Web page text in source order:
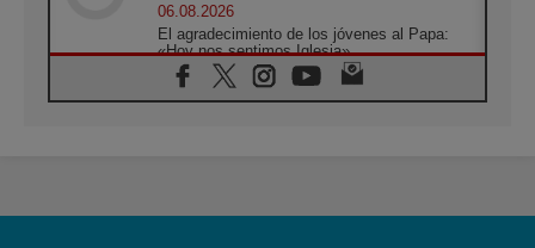
06.08.2026
El agradecimiento de los jóvenes al Papa:
«Hoy nos sentimos Iglesia»
06.08.2026
Líbano: Reanudan los coloquios en Roma en